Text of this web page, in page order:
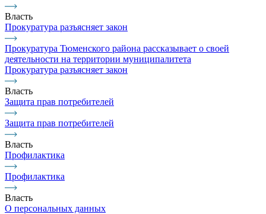
Власть
Прокуратура разъясняет закон
Прокуратура Тюменского района рассказывает о своей
деятельности на территории муниципалитета
Прокуратура разъясняет закон
Власть
Защита прав потребителей
Защита прав потребителей
Власть
Профилактика
Профилактика
Власть
О персональных данных